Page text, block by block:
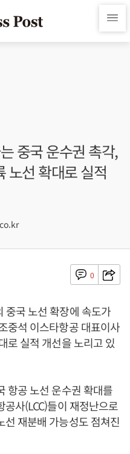
중국 운수권 촉각,
노선 확대로 실적
0
중국 노선 확장에 속도가
중석 이스타항공 대표이사
로 실적 개선을 노리고 있
항공 노선 운수권 확대를
사(LCC)들이 재정난으로
재분배 가능성도 점쳐진